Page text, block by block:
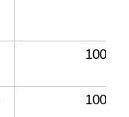
100
100